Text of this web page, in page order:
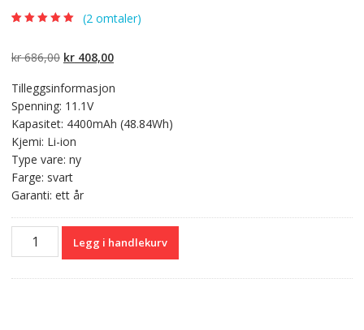
kundevurderinger
(2omtaler)
kr686,00 Opprinnelig
var:
kr 686,00.
kr408,00Nåværende
er:
Tilleggsinformasjon
Spenning: 11.1V
Kapasitet: 4400mAh (48.84Wh)
Kjemi: Li-ion
Type vare: ny
Farge: svart
Garanti: ett år
Originalt
batteri
Legg i handlekurv